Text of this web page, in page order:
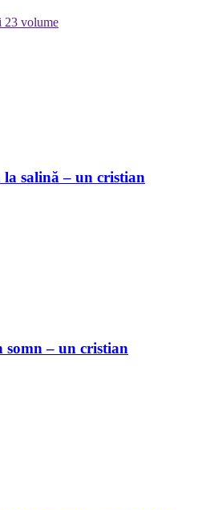
23 volume
la salină – un cristian
somn – un cristian